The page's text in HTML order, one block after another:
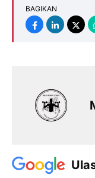
BAGIKAN